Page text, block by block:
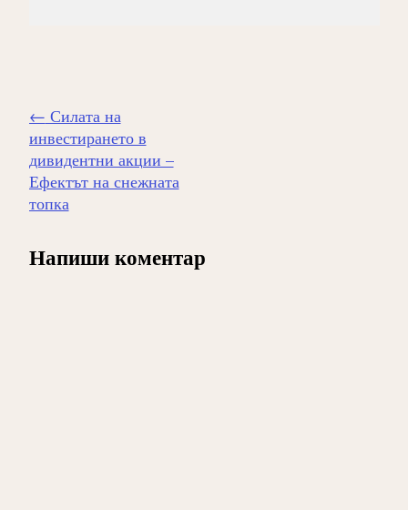
Навигиране
на
публикацията
← Силата на
инвестирането в
дивидентни акции –
Ефектът на снежната
топка
Напиши коментар